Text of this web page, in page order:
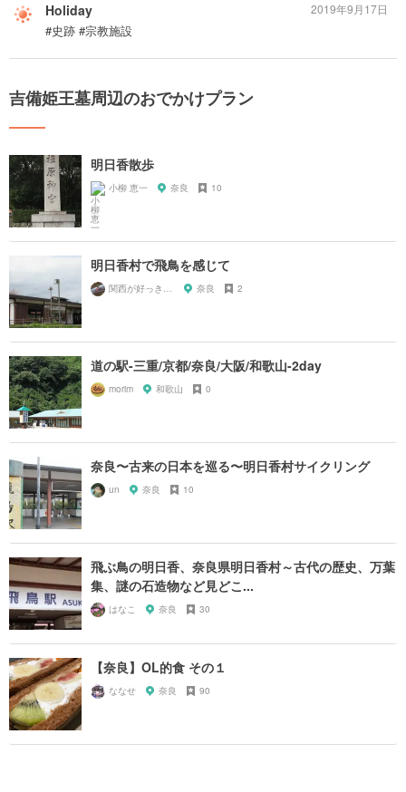
Holiday
#史跡 #宗教施設
2019年9月17日
吉備姫王墓周辺のおでかけプラン
明日香散歩
小柳 恵一 奈良 10
明日香村で飛鳥を感じて
関西が好っきゃねん 奈良 2
道の駅-三重/京都/奈良/大阪/和歌山-2day
morim 和歌山 0
奈良〜古来の日本を巡る〜明日香村サイクリング
un 奈良 10
飛ぶ鳥の明日香、奈良県明日香村～古代の歴史、万葉
集、謎の石造物など見どこ...
はなこ 奈良 30
【奈良】OL的食 その１
ななせ 奈良 90